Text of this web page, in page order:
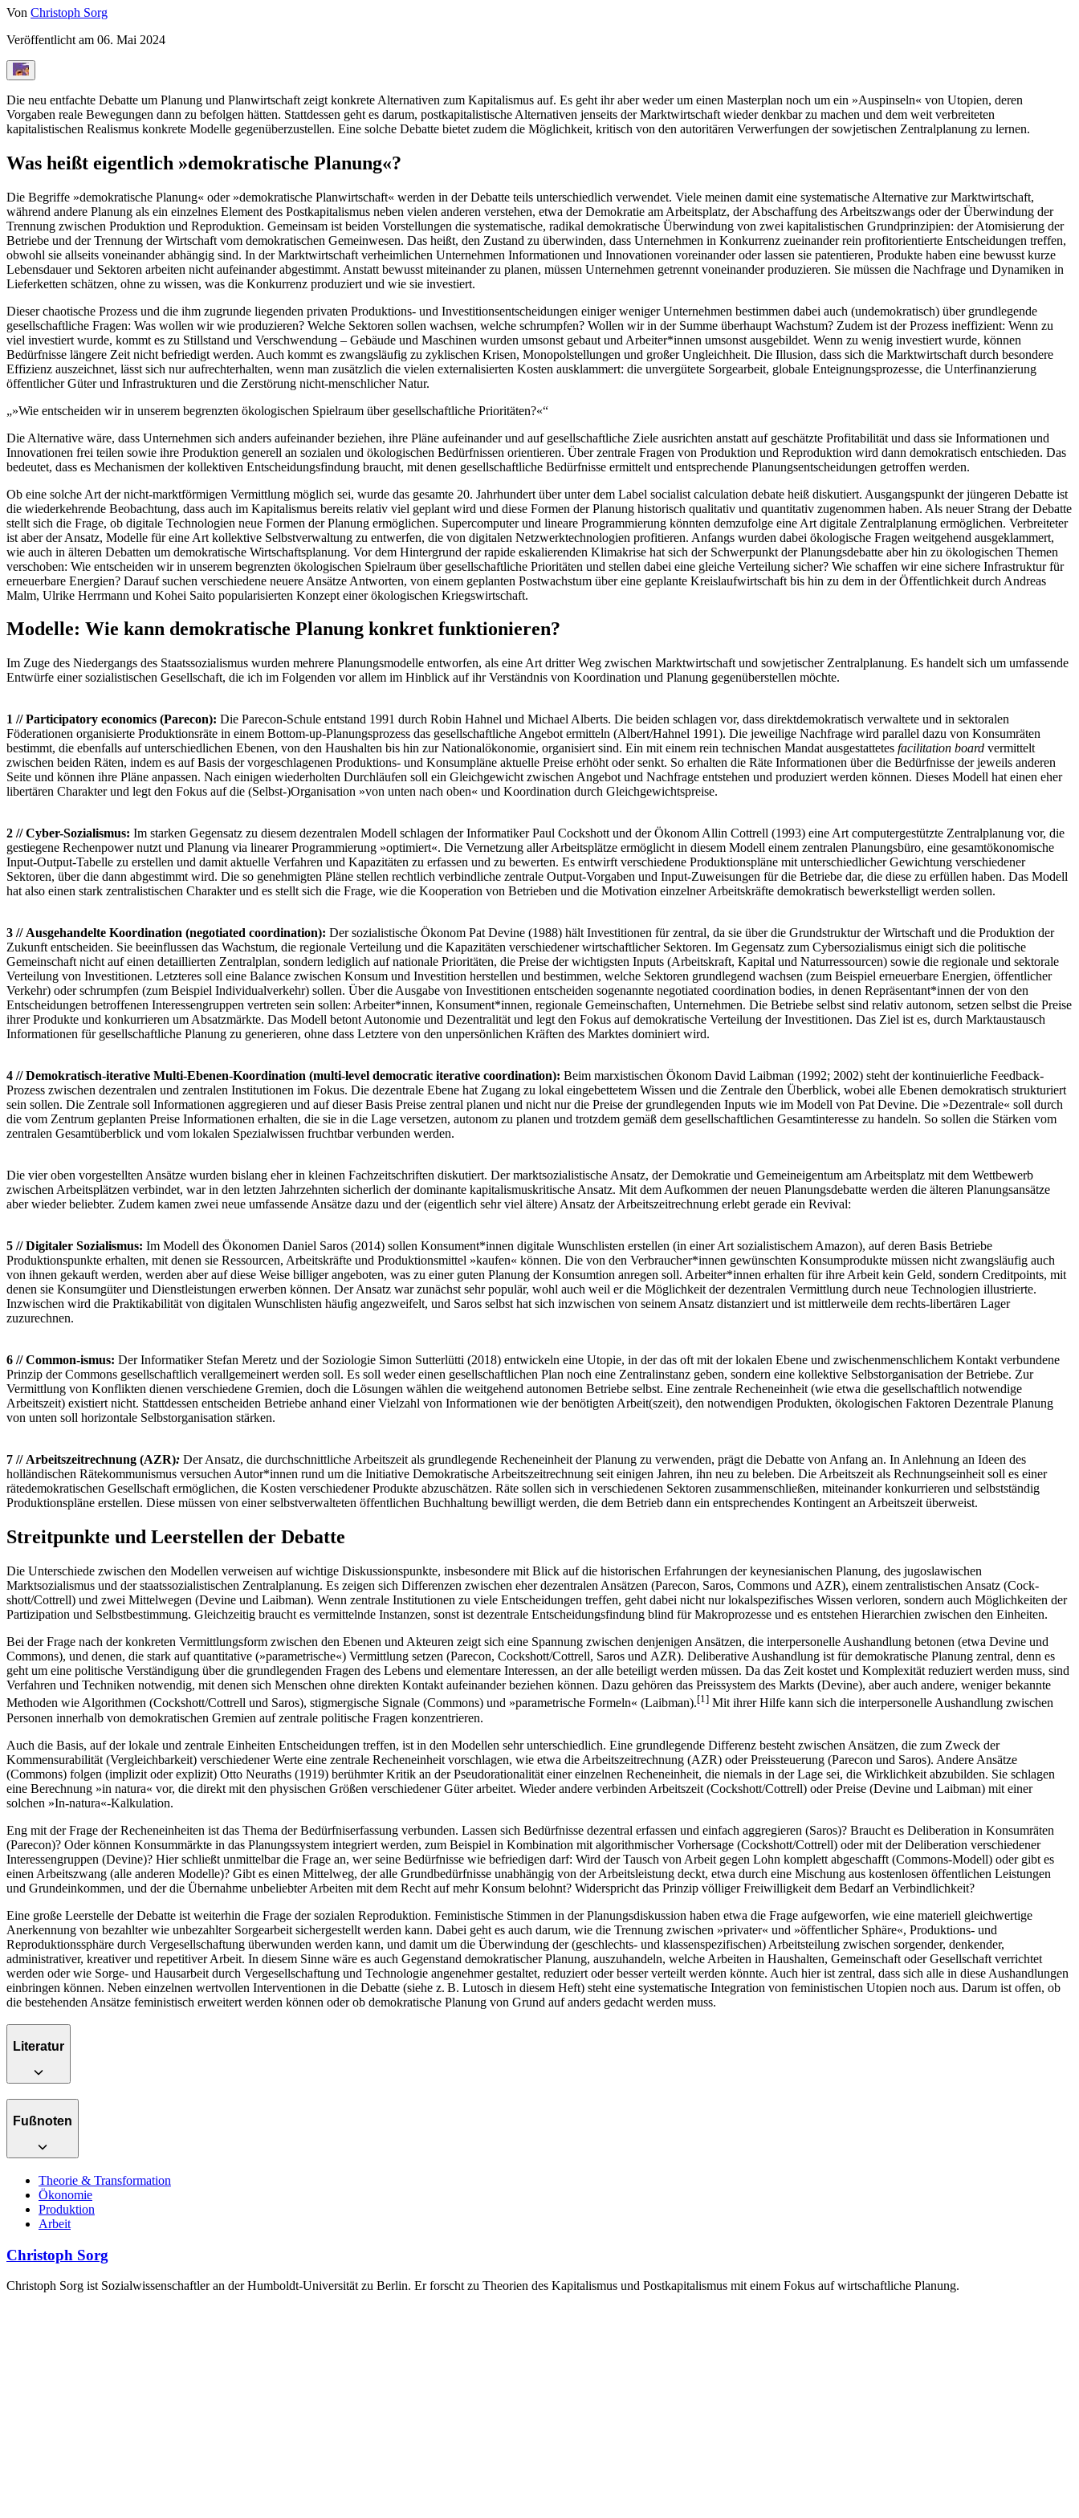
Von Christoph Sorg
Veröffentlicht am 06. Mai 2024
Die neu entfachte Debatte um Planung und Planwirtschaft zeigt konkrete Alternativen zum Kapitalismus auf. Es geht ihr aber weder um einen Masterplan noch um ein »Auspinseln« von Utopien, deren
Vorgaben reale Bewegungen dann zu befolgen hätten. Stattdessen geht es darum, postkapitalistische Alternativen jenseits der Marktwirtschaft wieder denkbar zu machen und dem weit verbreiteten
kapitalistischen Realismus konkrete Modelle gegenüberzustellen. Eine solche Debatte bietet zudem die Möglichkeit, kritisch von den autoritären Verwerfungen der sowjetischen Zentralplanung zu lernen.
Was heißt eigentlich »demokratische Planung«?
Die Begriffe »demokratische Planung« oder »demokratische Planwirtschaft« werden in der Debatte teils unterschiedlich verwendet. Viele meinen damit eine systematische Alternative zur Marktwirtschaft,
während andere Planung als ein einzelnes Element des Postkapitalismus neben vielen anderen verstehen, etwa der Demokratie am Arbeitsplatz, der Abschaffung des Arbeitszwangs oder der Überwindung der
Trennung zwischen Produktion und Reproduktion. Gemeinsam ist beiden Vorstellungen die systematische, radikal demokratische Überwindung von zwei kapitalistischen Grundprinzipien: der Atomisierung der
Betriebe und der Trennung der Wirtschaft vom demokratischen Gemeinwesen. Das heißt, den Zustand zu überwinden, dass Unternehmen in Konkurrenz zueinander rein profitorientierte Entscheidungen treffen,
obwohl sie allseits voneinander abhängig sind. In der Marktwirtschaft verheimlichen Unternehmen Informationen und Innovationen voreinander oder lassen sie patentieren, Produkte haben eine bewusst kurze
Lebensdauer und Sektoren arbeiten nicht aufeinander abgestimmt. Anstatt bewusst miteinander zu planen, müssen Unternehmen getrennt voneinander produzieren. Sie müssen die Nachfrage und Dynamiken in
Lieferketten schätzen, ohne zu wissen, was die Konkurrenz produziert und wie sie investiert.
Dieser chaotische Prozess und die ihm zugrunde liegenden privaten Produktions- und Investitionsentscheidungen einiger weniger Unternehmen bestimmen dabei auch (undemokratisch) über grundlegende
gesellschaftliche Fragen: Was wollen wir wie produzieren? Welche Sektoren sollen wachsen, welche schrumpfen? Wollen wir in der Summe überhaupt Wachstum? Zudem ist der Prozess ineffizient: Wenn zu
viel investiert wurde, kommt es zu Stillstand und Verschwendung – Gebäude und Maschinen wurden umsonst gebaut und Arbeiter*innen umsonst ausgebildet. Wenn zu wenig investiert wurde, können
Bedürfnisse längere Zeit nicht befriedigt werden. Auch kommt es zwangsläufig zu zyklischen Krisen, Monopolstellungen und großer Ungleichheit. Die Illusion, dass sich die Marktwirtschaft durch besondere
Effizienz auszeichnet, lässt sich nur aufrechterhalten, wenn man zusätzlich die vielen externalisierten Kosten ausklammert: die unvergütete Sorgearbeit, globale Enteignungsprozesse, die Unterfinanzierung
öffentlicher Güter und Infrastrukturen und die Zerstörung nicht-menschlicher Natur.
»Wie entscheiden wir in unserem begrenzten ökologischen Spielraum über gesellschaftliche Prioritäten?«
Die Alternative wäre, dass Unternehmen sich anders aufeinander beziehen, ihre Pläne aufeinander und auf gesellschaftliche Ziele ausrichten anstatt auf geschätzte Profitabilität und dass sie Informationen und
Innovationen frei teilen sowie ihre Produktion generell an sozialen und ökologischen Bedürfnissen orientieren. Über zentrale Fragen von Produktion und Reproduktion wird dann demokratisch entschieden. Das
bedeutet, dass es Mechanismen der kollektiven Entscheidungsfindung braucht, mit denen gesellschaftliche Bedürfnisse ermittelt und entsprechende Planungsentscheidungen getroffen werden.
Ob eine solche Art der nicht-marktförmigen Vermittlung möglich sei, wurde das gesamte 20. Jahrhundert über unter dem Label socialist calculation debate heiß diskutiert. Ausgangspunkt der jüngeren Debatte ist
die wiederkehrende Beobachtung, dass auch im Kapitalismus bereits relativ viel geplant wird und diese Formen der Planung historisch qualitativ und quantitativ zugenommen haben. Als neuer Strang der Debatte
stellt sich die Frage, ob digitale Technologien neue Formen der Planung ermöglichen. Supercomputer und lineare Programmierung könnten demzufolge eine Art digitale Zentralplanung ermöglichen. Verbreiteter
ist aber der Ansatz, Modelle für eine Art kollektive Selbstverwaltung zu entwerfen, die von digitalen Netzwerktechnologien profitieren. Anfangs wurden dabei ökologische Fragen weitgehend ausgeklammert,
wie auch in älteren Debatten um demokratische Wirtschaftsplanung. Vor dem Hintergrund der rapide eskalierenden Klimakrise hat sich der Schwerpunkt der Planungsdebatte aber hin zu ökologischen Themen
verschoben: Wie entscheiden wir in unserem begrenzten ökologischen Spielraum über gesellschaftliche Prioritäten und stellen dabei eine gleiche Verteilung sicher? Wie schaffen wir eine sichere Infrastruktur für
erneuerbare Energien? Darauf suchen verschiedene neuere Ansätze Antworten, von einem geplanten Postwachstum über eine geplante Kreislaufwirtschaft bis hin zu dem in der Öffentlichkeit durch Andreas
Malm, Ulrike Herrmann und Kohei Saito popularisierten Konzept einer ökologischen Kriegswirtschaft.
Modelle: Wie kann demokratische Planung konkret funktionieren?
Im Zuge des Niedergangs des Staatssozialismus wurden mehrere Planungsmodelle entworfen, als eine Art dritter Weg zwischen Marktwirtschaft und sowjetischer Zentralplanung. Es handelt sich um umfassende
Entwürfe einer sozialistischen Gesellschaft, die ich im Folgenden vor allem im Hinblick auf ihr Verständnis von Koordination und Planung gegenüberstellen möchte.
1 // Participatory economics (Parecon): Die Parecon-Schule entstand 1991 durch Robin Hahnel und Michael Alberts. Die beiden schlagen vor, dass direktdemokratisch verwaltete und in sektoralen
Föderationen organisierte Produktionsräte in einem Bottom-up-Planungsprozess das gesellschaftliche Angebot ermitteln (Albert/Hahnel 1991). Die jeweilige Nachfrage wird parallel dazu von Konsumräten
bestimmt, die ebenfalls auf unterschiedlichen Ebenen, von den Haushalten bis hin zur Nationalökonomie, organisiert sind. Ein mit einem rein technischen Mandat ausgestattetes facilitation board vermittelt
zwischen beiden Räten, indem es auf Basis der vorgeschlagenen Produktions- und Konsumpläne aktuelle Preise erhöht oder senkt. So erhalten die Räte Informationen über die Bedürfnisse der jeweils anderen
Seite und können ihre Pläne anpassen. Nach einigen wiederholten Durchläufen soll ein Gleichgewicht zwischen Angebot und Nachfrage entstehen und produziert werden können. Dieses Modell hat einen eher
libertären Charakter und legt den Fokus auf die (Selbst-)Organisation »von unten nach oben« und Koordination durch Gleichgewichtspreise.
2 // Cyber-Sozialismus: Im starken Gegensatz zu diesem dezentralen Modell schlagen der Informatiker Paul Cockshott und der Ökonom Allin Cottrell (1993) eine Art computergestützte Zentralplanung vor, die
gestiegene Rechenpower nutzt und Planung via linearer Programmierung »optimiert«. Die Vernetzung aller Arbeitsplätze ermöglicht in diesem Modell einem zentralen Planungsbüro, eine gesamtökonomische
Input-Output-Tabelle zu erstellen und damit aktuelle Verfahren und Kapazitäten zu erfassen und zu bewerten. Es entwirft verschiedene Produktionspläne mit unterschiedlicher Gewichtung verschiedener
Sektoren, über die dann abgestimmt wird. Die so genehmigten Pläne stellen rechtlich verbindliche zentrale Output-Vorgaben und Input-Zuweisungen für die Betriebe dar, die diese zu erfüllen haben. Das Modell
hat also einen stark zentralistischen Charakter und es stellt sich die Frage, wie die Kooperation von Betrieben und die Motivation einzelner Arbeitskräfte demokratisch bewerkstelligt werden sollen.
3 // Ausgehandelte Koordination (negotiated coordination): Der sozialistische Ökonom Pat Devine (1988) hält Investitionen für zentral, da sie über die Grundstruktur der Wirtschaft und die Produktion der
Zukunft entscheiden. Sie beeinflussen das Wachstum, die regionale Verteilung und die Kapazitäten verschiedener wirtschaftlicher Sektoren. Im Gegensatz zum Cybersozialismus einigt sich die politische
Gemeinschaft nicht auf einen detaillierten Zentralplan, sondern lediglich auf nationale Prioritäten, die Preise der wichtigsten Inputs (Arbeitskraft, Kapital und Naturressourcen) sowie die regionale und sektorale
Verteilung von Investitionen. Letzteres soll eine Balance zwischen Konsum und Investition herstellen und bestimmen, welche Sektoren grundlegend wachsen (zum Beispiel erneuerbare Energien, öffentlicher
Verkehr) oder schrumpfen (zum Beispiel Individualverkehr) sollen. Über die Ausgabe von Investitionen entscheiden sogenannte negotiated coordination bodies, in denen Repräsentant*innen der von den
Entscheidungen betroffenen Interessengruppen vertreten sein sollen: Arbeiter*innen, Konsument*innen, regionale Gemeinschaften, Unternehmen. Die Betriebe selbst sind relativ autonom, setzen selbst die Preise
ihrer Produkte und konkurrieren um Absatzmärkte. Das Modell betont Autonomie und Dezentralität und legt den Fokus auf demokratische Verteilung der Investitionen. Das Ziel ist es, durch Marktaustausch
Informationen für gesellschaftliche Planung zu generieren, ohne dass Letztere von den unpersönlichen Kräften des Marktes dominiert wird.
4 // Demokratisch-iterative Multi-Ebenen-Koordination (multi-level democratic iterative coordination): Beim marxistischen Ökonom David Laibman (1992; 2002) steht der kontinuierliche Feedback-
Prozess zwischen dezentralen und zentralen Institutionen im Fokus. Die dezentrale Ebene hat Zugang zu lokal eingebettetem Wissen und die Zentrale den Überblick, wobei alle Ebenen demokratisch strukturiert
sein sollen. Die Zentrale soll Informationen aggregieren und auf dieser Basis Preise zentral planen und nicht nur die Preise der grundlegenden Inputs wie im Modell von Pat Devine. Die »Dezentrale« soll durch
die vom Zentrum geplanten Preise Informationen erhalten, die sie in die Lage versetzen, autonom zu planen und trotzdem gemäß dem gesellschaftlichen Gesamtinte­resse zu handeln. So sollen die Stärken vom
zentralen Gesamtüberblick und vom lokalen Spezialwissen fruchtbar verbunden werden.
Die vier oben vorgestellten Ansätze wurden bislang eher in kleinen Fachzeitschriften diskutiert. Der marktsozialistische Ansatz, der Demokratie und Gemeineigentum am Arbeitsplatz mit dem Wettbewerb
zwischen Arbeitsplätzen verbindet, war in den letzten Jahrzehnten sicherlich der dominante kapitalismuskritische Ansatz. Mit dem Aufkommen der neuen Planungsdebatte werden die älteren Planungsansätze
aber wieder beliebter. Zudem kamen zwei neue umfassende Ansätze dazu und der (eigentlich sehr viel ältere) Ansatz der Arbeitszeitrechnung erlebt gerade ein Revival:
5 // Digitaler Sozialismus: Im Modell des Ökonomen Daniel Saros (2014) sollen Konsument*innen digitale Wunschlisten erstellen (in einer Art sozialistischem Amazon), auf deren Basis Betriebe
Produktionspunkte erhalten, mit denen sie Ressourcen, Arbeitskräfte und Produktionsmittel »kaufen« können. Die von den Verbraucher*innen gewünschten Konsumprodukte müssen nicht zwangsläufig auch
von ihnen gekauft werden, werden aber auf diese Weise billiger angeboten, was zu einer guten Planung der Konsumtion anregen soll. Arbeiter*innen erhalten für ihre Arbeit kein Geld, sondern Creditpoints, mit
denen sie Konsumgüter und Dienstleistungen erwerben können. Der Ansatz war zunächst sehr populär, wohl auch weil er die Möglichkeit der dezentralen Vermittlung durch neue Technologien illustrierte.
Inzwischen wird die Praktikabilität von digitalen Wunschlisten häufig angezweifelt, und Saros selbst hat sich inzwischen von seinem Ansatz distanziert und ist mittlerweile dem rechts-libertären Lager
zuzurechnen.
6 // Common-ismus: Der Informatiker Stefan Meretz und der Soziologie Simon Sutterlütti (2018) entwickeln eine Utopie, in der das oft mit der lokalen Ebene und zwischenmenschlichem Kontakt verbundene
Prinzip der Commons gesellschaftlich verallgemeinert werden soll. Es soll weder einen gesellschaftlichen Plan noch eine Zentralinstanz geben, sondern eine kollektive Selbstorganisation der Betriebe. Zur
Vermittlung von Konflikten dienen verschiedene Gremien, doch die Lösungen wählen die weitgehend autonomen Betriebe selbst. Eine zentrale Recheneinheit (wie etwa die gesellschaftlich notwendige
Arbeitszeit) existiert nicht. Stattdessen entscheiden Betriebe anhand einer Vielzahl von Informationen wie der benötigten Arbeit(szeit), den notwendigen Produkten, ökologischen Faktoren Dezentrale Planung
von unten soll horizontale Selbstorganisation stärken.
7 // Arbeitszeitrechnung (AZR): Der Ansatz, die durchschnittliche Arbeitszeit als grundlegende Recheneinheit der Planung zu verwenden, prägt die Debatte von Anfang an. In Anlehnung an Ideen des
holländischen Rätekommunismus versuchen Autor*innen rund um die Initiative Demokratische Arbeitszeitrechnung seit einigen Jahren, ihn neu zu beleben. Die Arbeitszeit als Rechnungseinheit soll es einer
rätedemokratischen Gesellschaft ermöglichen, die Kosten verschiedener Produkte abzuschätzen. Räte sollen sich in verschiedenen Sektoren zusammenschließen, miteinander konkurrieren und selbstständig
Produktionspläne erstellen. Diese müssen von einer selbstverwalteten öffentlichen Buchhaltung bewilligt werden, die dem Betrieb dann ein entsprechendes Kontingent an Arbeitszeit überweist.
Streitpunkte und Leerstellen der Debatte
Die Unterschiede zwischen den Modellen verweisen auf wichtige Diskussionspunkte, insbesondere mit Blick auf die historischen Erfahrungen der keynesianischen Planung, des jugoslawischen
Marktsozialismus und der staatssozialistischen Zentralplanung. Es zeigen sich Differenzen zwischen eher dezentralen Ansätzen (Parecon, Saros, Commons und AZR), einem zentralistischen Ansatz (Cock­
shott/Cottrell) und zwei Mittelwegen (Devine und Laibman). Wenn zentrale Institutionen zu viele Entscheidungen treffen, geht dabei nicht nur lokalspezifisches Wissen verloren, sondern auch Möglichkeiten der
Partizipation und Selbstbestimmung. Gleichzeitig braucht es vermittelnde Instanzen, sonst ist dezentrale Entscheidungsfindung blind für Makroprozesse und es entstehen Hierarchien zwischen den Einheiten.
Bei der Frage nach der konkreten Vermittlungsform zwischen den Ebenen und Akteuren zeigt sich eine Spannung zwischen denjenigen Ansätzen, die interpersonelle Aushandlung betonen (etwa Devine und
Commons), und denen, die stark auf quantitative (»parametrische«) Vermittlung setzen (Parecon, Cockshott/Cottrell, Saros und AZR). Deliberative Aushandlung ist für demokratische Planung zentral, denn es
geht um eine politische Verständigung über die grundlegenden Fragen des Lebens und elementare Interessen, an der alle beteiligt werden müssen. Da das Zeit kostet und Komplexität reduziert werden muss, sind
Verfahren und Techniken notwendig, mit denen sich Menschen ohne direkten Kontakt aufeinander beziehen können. Dazu gehören das Preissystem des Markts (Devine), aber auch andere, weniger bekannte
Methoden wie Algorithmen (Cockshott/Cottrell und Saros), stigmergische Signale (Commons) und »parametrische Formeln« (Laibman).[1] Mit ihrer Hilfe kann sich die interpersonelle Aushandlung zwischen
Personen innerhalb von demokratischen Gremien auf zentrale politische Fragen konzentrieren.
Auch die Basis, auf der lokale und zentrale Einheiten Entscheidungen treffen, ist in den Modellen sehr unterschiedlich. Eine grundlegende Differenz besteht zwischen Ansätzen, die zum Zweck der
Kommensurabilität (Vergleichbarkeit) verschiedener Werte eine zentrale Recheneinheit vorschlagen, wie etwa die Arbeitszeitrechnung (AZR) oder Preissteuerung (Parecon und Saros). Andere Ansätze
(Commons) folgen (implizit oder explizit) Otto Neuraths (1919) berühmter Kritik an der Pseudorationalität einer einzelnen Recheneinheit, die niemals in der Lage sei, die Wirklichkeit abzubilden. Sie schlagen
eine Berechnung »in natura« vor, die direkt mit den physischen Größen verschiedener Güter arbeitet. Wieder andere verbinden Arbeitszeit (Cockshott/Cottrell) oder Preise (Devine und Laibman) mit einer
solchen »In-natura«-Kalkulation.
Eng mit der Frage der Recheneinheiten ist das Thema der Bedürfniserfassung verbunden. Lassen sich Bedürfnisse dezentral erfassen und einfach aggregieren (Saros)? Braucht es Deliberation in Konsumräten
(Parecon)? Oder können Konsummärkte in das Planungssystem integriert werden, zum Beispiel in Kombination mit algorithmischer Vorhersage (Cockshott/Cottrell) oder mit der Deliberation verschiedener
Interessengruppen (Devine)? Hier schließt unmittelbar die Frage an, wer seine Bedürfnisse wie befriedigen darf: Wird der Tausch von Arbeit gegen Lohn komplett abgeschafft (Commons-Modell) oder gibt es
einen Arbeitszwang (alle anderen Modelle)? Gibt es einen Mittelweg, der alle Grundbedürfnisse unabhängig von der Arbeitsleistung deckt, etwa durch eine Mischung aus kostenlosen öffentlichen Leistungen
und Grundeinkommen, und der die Übernahme unbeliebter Arbeiten mit dem Recht auf mehr Konsum belohnt? Widerspricht das Prinzip völliger Freiwilligkeit dem Bedarf an Verbindlichkeit?
Eine große Leerstelle der Debatte ist weiterhin die Frage der sozialen Reproduktion. Feministische Stimmen in der Planungsdiskussion haben etwa die Frage aufgeworfen, wie eine materiell gleichwertige
Anerkennung von bezahlter wie unbezahlter Sorgearbeit sichergestellt werden kann. Dabei geht es auch darum, wie die Trennung zwischen »privater« und »öffentlicher Sphäre«, Produktions- und
Reproduktionssphäre durch Vergesellschaftung überwunden werden kann, und damit um die Überwindung der (geschlechts- und klassenspezifischen) Arbeitsteilung zwischen sorgender, denkender,
administrativer, kreativer und repetitiver Arbeit. In diesem Sinne wäre es auch Gegenstand demokratischer Planung, auszuhandeln, welche Arbeiten in Haushalten, Gemeinschaft oder Gesellschaft verrichtet
werden oder wie Sorge- und Hausarbeit durch Vergesellschaftung und Technologie angenehmer gestaltet, reduziert oder besser verteilt werden könnte. Auch hier ist zentral, dass sich alle in diese Aushandlungen
einbringen können. Neben einzelnen wertvollen Interventionen in die Debatte (siehe z. B. Lutosch in diesem Heft) steht eine systematische Integration von feministischen Utopien noch aus. Darum ist offen, ob
die bestehenden Ansätze feministisch erweitert werden können oder ob demokratische Planung von Grund auf anders gedacht werden muss.
Literatur
Fußnoten
Theorie & Transformation
Ökonomie
Produktion
Arbeit
Christoph Sorg
Christoph Sorg ist Sozialwissenschaftler an der Humboldt-Universität zu Berlin. Er forscht zu Theorien des Kapitalismus und Postkapitalismus mit einem Fokus auf wirtschaftliche Planung.